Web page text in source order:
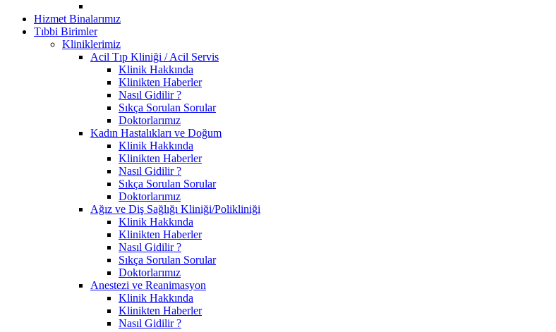
Hizmet Binalarımız
Tıbbi Birimler
Kliniklerimiz
Acil Tıp Kliniği / Acil Servis
Klinik Hakkında
Klinikten Haberler
Nasıl Gidilir ?
Sıkça Sorulan Sorular
Doktorlarımız
Kadın Hastalıkları ve Doğum
Klinik Hakkında
Klinikten Haberler
Nasıl Gidilir ?
Sıkça Sorulan Sorular
Doktorlarımız
Ağız ve Diş Sağlığı Kliniği/Polikliniği
Klinik Hakkında
Klinikten Haberler
Nasıl Gidilir ?
Sıkça Sorulan Sorular
Doktorlarımız
Anestezi ve Reanimasyon
Klinik Hakkında
Klinikten Haberler
Nasıl Gidilir ?